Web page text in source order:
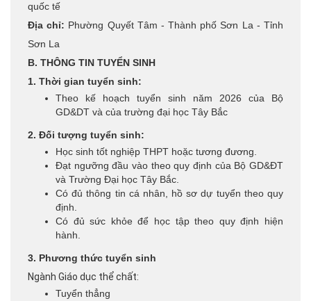
quốc tế
Địa chỉ: Phường Quyết Tâm - Thành phố Sơn La - Tỉnh
Sơn La
B. THÔNG TIN TUYỂN SINH
1. Thời gian tuyển sinh:
Theo kế hoạch tuyển sinh năm 2026 của Bộ
GD&DT và của trường đại học Tây Bắc
2. Đối tượng tuyển sinh:
Học sinh tốt nghiệp THPT hoặc tương đương.
Đạt ngưỡng đầu vào theo quy định của Bộ GD&ĐT
và Trường Đại học Tây Bắc.
Có đủ thông tin cá nhân, hồ sơ dự tuyển theo quy
định.
Có đủ sức khỏe để học tập theo quy định hiện
hành.
3. Phương thức tuyển sinh
Ngành Giáo dục thể chất:
Tuyển thẳng